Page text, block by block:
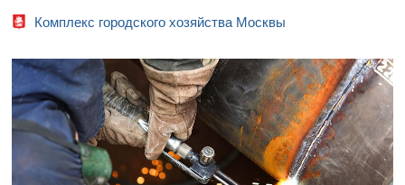
Комплекс городского хозяйства Москвы